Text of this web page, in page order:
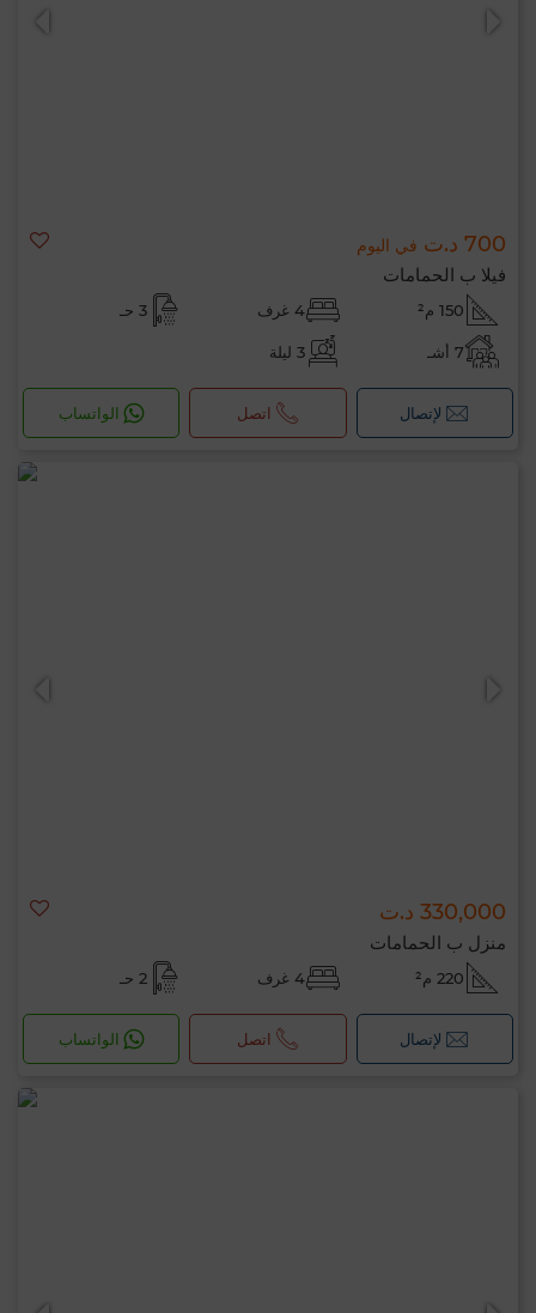
700 د.ت في اليوم
فيلا ب الحمامات
150 م² 4 غرف 3 حـ
7 أشـ 3 ليلة
لإتصال اتصل الواتساب
330,000 د.ت
منزل ب الحمامات
220 م² 4 غرف 2 حـ
لإتصال اتصل الواتساب